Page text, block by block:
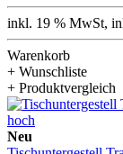
inkl. 19 % MwSt,
Warenkorb
+ Wunschliste
+ Produktvergleich
Neu